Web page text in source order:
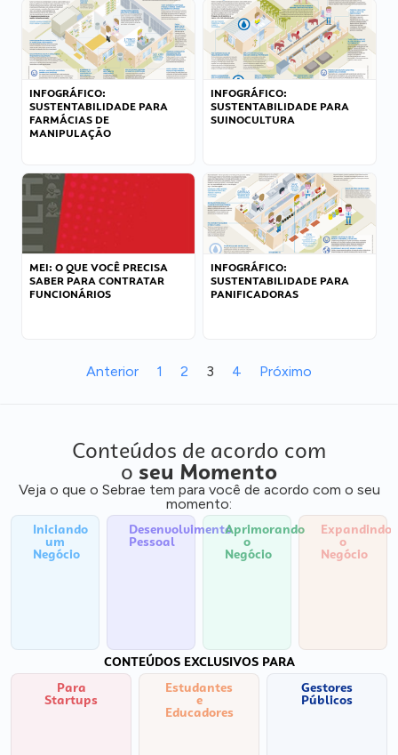
INFOGRÁFICO:
SUSTENTABILIDADE PARA
FARMÁCIAS DE
MANIPULAÇÃO
INFOGRÁFICO:
SUSTENTABILIDADE PARA
SUINOCULTURA
MEI: O QUE VOCÊ PRECISA
SABER PARA CONTRATAR
FUNCIONÁRIOS
INFOGRÁFICO:
SUSTENTABILIDADE PARA
PANIFICADORAS
Anterior 1 2 3 4 Próximo
Conteúdos de acordo com
o seu Momento
Veja o que o Sebrae tem para você de acordo com o seu
momento:
Iniciando
um
Negócio
Desenvolvimento
Pessoal
Aprimorando
o
Negócio
Expandindo
o
Negócio
CONTEÚDOS EXCLUSIVOS PARA
Para
Startups
Estudantes
e
Educadores
Gestores
Públicos